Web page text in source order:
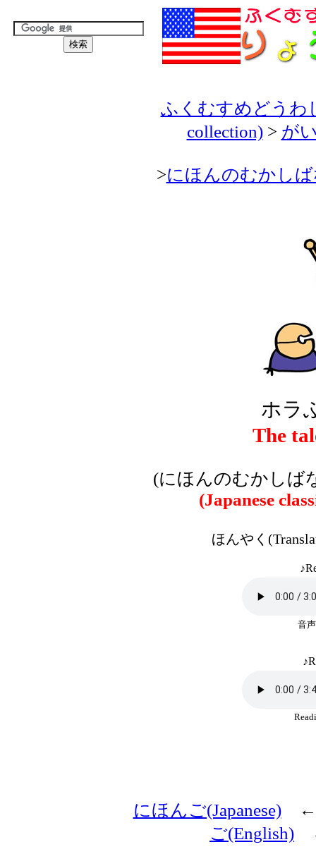
ふくむすめどうわ
collection)> が
>にほんのむかしば
ホラ
The
(にほんのむかしば
(Japanese
ほんやく
音
にほんご(Japanese)
ご(English)